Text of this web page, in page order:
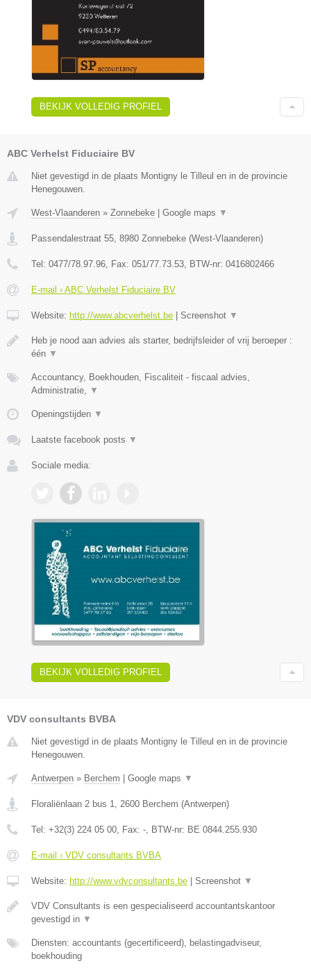
BEKIJK VOLLEDIG PROFIEL
ABC Verhelst Fiduciaire BV
Niet gevestigd in de plaats Montigny le Tilleul en in de provincie
Henegouwen.
West-Vlaanderen » Zonnebeke | Google maps ▼
Passendalestraat 55 8980 Zonnebeke (West-Vlaanderen)
Tel: 0477/78.97.96 , Fax: 051/77.73.53 , BTW-nr: 0416802466
E-mail › ABC Verhelst Fiduciaire BV
Website: http://www.abcverhelst.be | Screenshot ▼
Heb je nood aan advies als starter, bedrijfsleider of vrij beroeper :
één ▼
Accountancy, Boekhouden, Fiscaliteit - fiscaal advies,
Administratie,
▼
Openingstijden ▼
Laatste facebook posts ▼
Sociale media:
BEKIJK VOLLEDIG PROFIEL
VDV consultants BVBA
Niet gevestigd in de plaats Montigny le Tilleul en in de provincie
Henegouwen.
Antwerpen » Berchem Google maps ▼
Floraliënlaan 2 bus 1, 2600 Berchem (Antwerpen)
Tel: +32(3) 224 05 00, Fax: -, BTW-nr: BE 0844.255.930
E-mail › VDV consultants BVBA
Website: http://www.vdvconsultants.be Screenshot ▼
VDV Consultants is een gespecialiseerd accountantskantoor
gevestigd in ▼
Diensten: accountants (gecertificeerd), belastingadviseur,
boekhouding